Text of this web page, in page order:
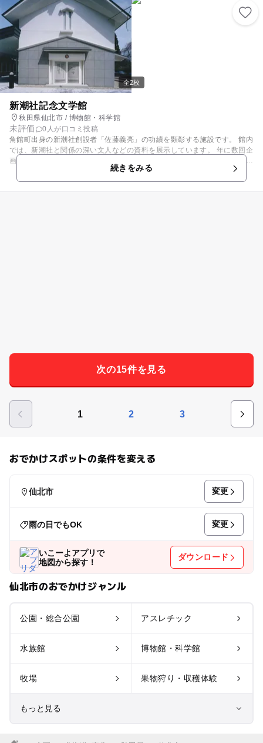
品であり、そばソフトクリームやほうれん草のソフトクリームなど、ユニ
ークな味も堪能できますよ。
全2枚
新潮社記念文学館
秋田県仙北市 / 博物館・科学館
未評価
0人が口コミ投稿
角館町出身の新潮社創設者「佐藤義亮」の功績を顕彰する施設です。 館内
では、新潮社と関係の深い文人などの資料を展示しています。 年に数回企
画展も行っています。ミニシアターもあり。 芥川賞作家で当館名誉館長
高井有一氏の書斎を再現し展示しています。 また、近代文学の歴史を知る
こともできますので、文学ファンならば一度は訪れたいところです。角館
続きをみる
次の15件を見る
1 2 3
おでかけスポットの条件を変える
仙北市 変更
雨の日でもOK 変更
いこーよアプリで
地図から探す！
ダウンロード
仙北市のおでかけジャンル
公園・総合公園 アスレチック
水族館 博物館・科学館
牧場 果物狩り・収穫体験
もっと見る